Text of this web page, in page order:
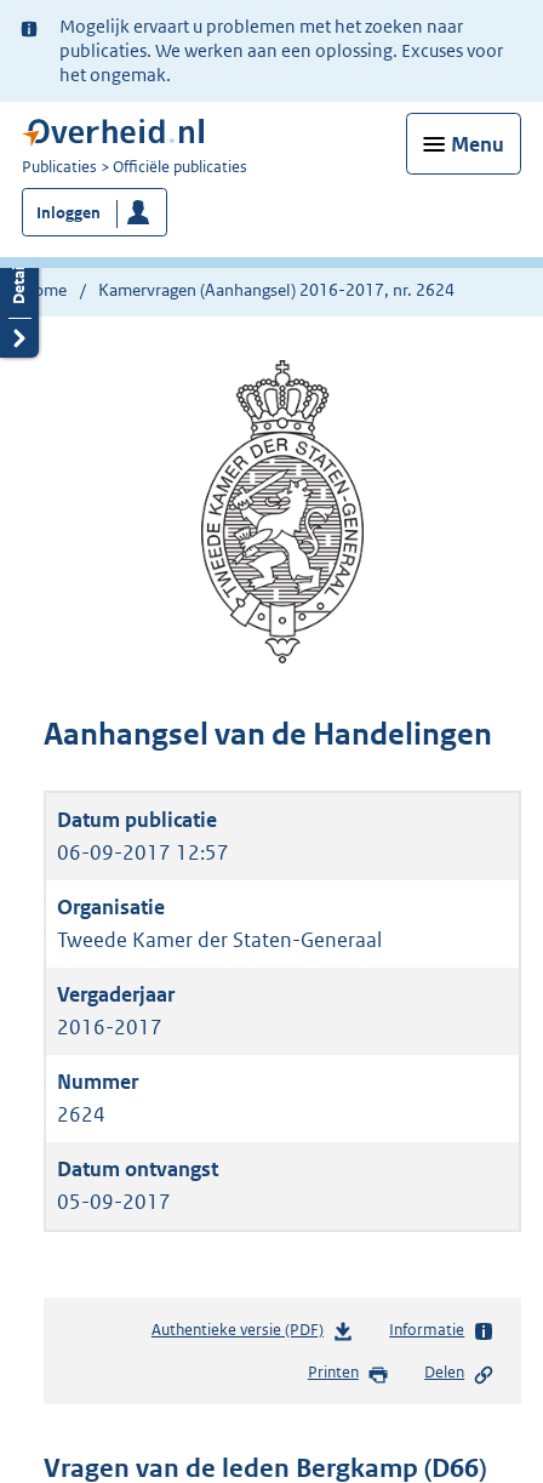
Ter
informatie:
Mogelijk ervaart u problemen met het zoeken naar
publicaties. We werken aan een oplossing. Excuses voor
het ongemak.
Menu
U
bent
nu
hier:
Publicaties Officiële publicaties
Inloggen
Home Kamervragen (Aanhangsel) 2016-2017, nr. 2624
Aanhangsel van de Handelingen
06-09-2017 12:57
Tweede Kamer der Staten-Generaal
2016-2017
2624
05-09-2017
Authentieke versie (PDF)b
s
Informatie
Printen Delen
Vragen van de leden Bergkamp (D66)